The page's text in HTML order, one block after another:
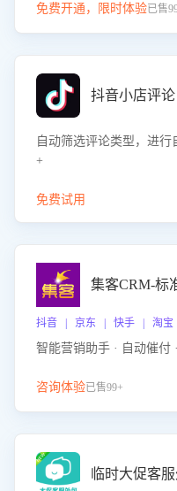
免费开通，限时体验已售
抖音小店评
自动筛选评论类型，进
+
免费试用
集客CRM-标
抖音 | 京东 | 快手 | 淘宝
智能营销助手 · 自动催付
咨询体验已售99+
临时大促客